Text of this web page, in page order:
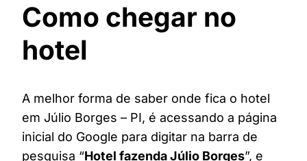
Como chegar no
hotel
A melhor forma de saber onde fica o hotel
em Júlio Borges – PI, é acessando a página
inicial do Google para digitar na barra de
pesquisa “Hotel fazenda Júlio Borges”, e